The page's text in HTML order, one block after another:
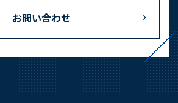
お問い合わせ